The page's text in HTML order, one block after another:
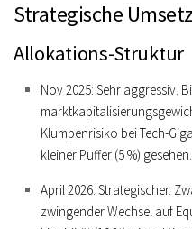
Strategische
Allokations-Struktur
Nov 2025: Sehr aggressiv.
Klumpenrisiko bei Tech-
kleiner Puffer (5 %) gesehen.
April 2026: Strategischer.
zwingender Wechsel auf